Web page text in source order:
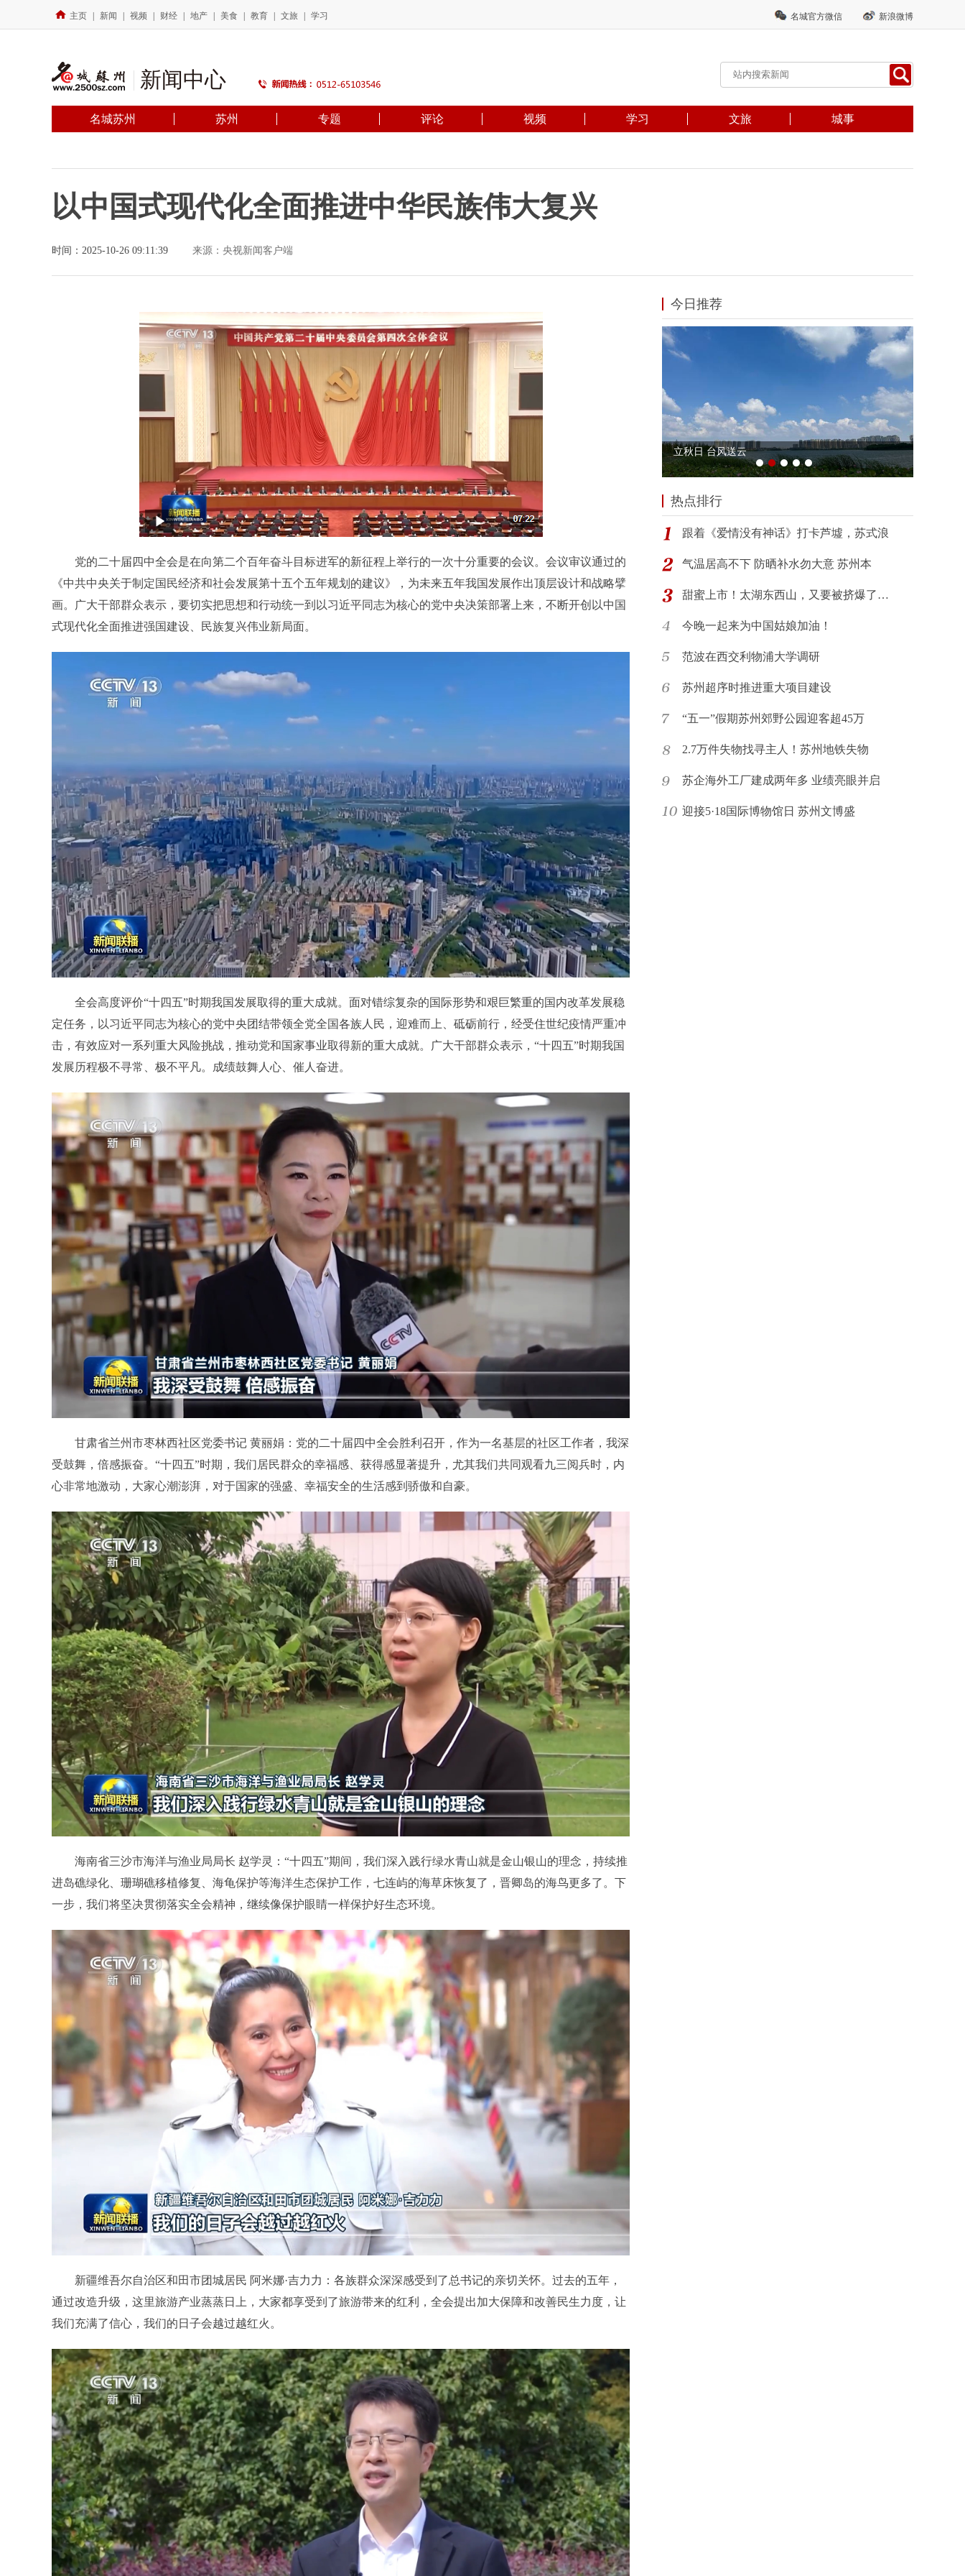
主页 新闻 视频 财经 地产 美食 教育 文旅 学习 名城官方微信 新浪微博
新闻中心
名城苏州 苏州 专题 评论 视频 学习 文旅 城事
以中国式现代化全面推进中华民族伟大复兴
时间：2025-10-26 09:11:39 来源：央视新闻客户端
党的二十届四中全会是在向第二个百年奋斗目标进军的新征程上举行的一次十分重要的会议。会议审议通过的
《中共中央关于制定国民经济和社会发展第十五个五年规划的建议》，为未来五年我国发展作出顶层设计和战略擘
画。广大干部群众表示，要切实把思想和行动统一到以习近平同志为核心的党中央决策部署上来，不断开创以中国
式现代化全面推进强国建设、民族复兴伟业新局面。
全会高度评价“十四五”时期我国发展取得的重大成就。面对错综复杂的国际形势和艰巨繁重的国内改革发展稳
定任务，以习近平同志为核心的党中央团结带领全党全国各族人民，迎难而上、砥砺前行，经受住世纪疫情严重冲
击，有效应对一系列重大风险挑战，推动党和国家事业取得新的重大成就。广大干部群众表示，“十四五”时期我国
发展历程极不寻常、极不平凡。成绩鼓舞人心、催人奋进。
甘肃省兰州市枣林西社区党委书记 黄丽娟：党的二十届四中全会胜利召开，作为一名基层的社区工作者，我深
受鼓舞，倍感振奋。“十四五”时期，我们居民群众的幸福感、获得感显著提升，尤其我们共同观看九三阅兵时，内
心非常地激动，大家心潮澎湃，对于国家的强盛、幸福安全的生活感到骄傲和自豪。
海南省三沙市海洋与渔业局局长 赵学灵：“十四五”期间，我们深入践行绿水青山就是金山银山的理念，持续推
进岛礁绿化、珊瑚礁移植修复、海龟保护等海洋生态保护工作，七连屿的海草床恢复了，晋卿岛的海鸟更多了。下
一步，我们将坚决贯彻落实全会精神，继续像保护眼睛一样保护好生态环境。
新疆维吾尔自治区和田市团城居民 阿米娜·吉力力：各族群众深深感受到了总书记的亲切关怀。过去的五年，
通过改造升级，这里旅游产业蒸蒸日上，大家都享受到了旅游带来的红利，全会提出加大保障和改善民生力度，让
我们充满了信心，我们的日子会越过越红火。
今日推荐
热点排行
跟着《爱情没有神话》打卡芦墟，苏式浪
气温居高不下 防晒补水勿大意 苏州本
甜蜜上市！太湖东西山，又要被挤爆了…
今晚一起来为中国姑娘加油！
范波在西交利物浦大学调研
苏州超序时推进重大项目建设
“五一”假期苏州郊野公园迎客超45万
2.7万件失物找寻主人！苏州地铁失物
苏企海外工厂建成两年多 业绩亮眼并启
迎接5·18国际博物馆日 苏州文博盛